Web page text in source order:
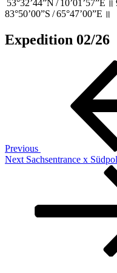
53°32’44”N / 10’01’57”E
83°50’00”S / 65°47’00”E ॥
Expedition 02/26
Previous
Next
Next Sachsentrance x Südpol